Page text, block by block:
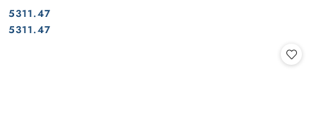
Cena:
5311.47
Cena:
5311.47